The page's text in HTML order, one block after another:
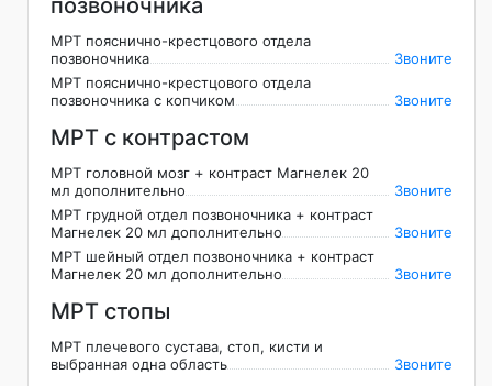
МРТ пояснично-крестцового отдела
позвоночника
Звоните
МРТ пояснично-крестцового отдела
позвоночника с копчиком
Звоните
МРТ с контрастом
МРТ головной мозг + контраст Магнелек 20
мл дополнительно
Звоните
МРТ грудной отдел позвоночника + контраст
Магнелек 20 мл дополнительно
Звоните
МРТ шейный отдел позвоночника + контраст
Магнелек 20 мл дополнительно
Звоните
МРТ стопы
МРТ плечевого сустава, стоп, кисти и
выбранная одна область
Звоните